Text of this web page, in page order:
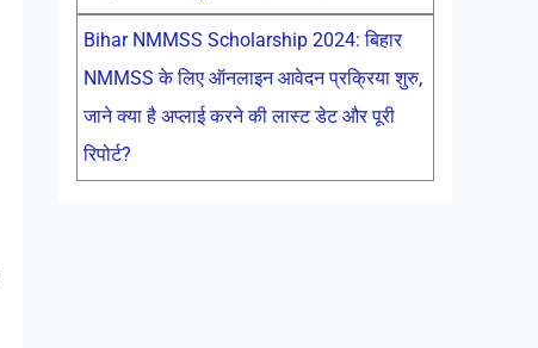
Bihar NMMSS Scholarship 2024: बिहार
NMMSS के लिए ऑनलाइन आवेदन प्रक्रिया शुरु,
जाने क्या है अप्लाई करने की लास्ट डेट और पूरी
रिपोर्ट?